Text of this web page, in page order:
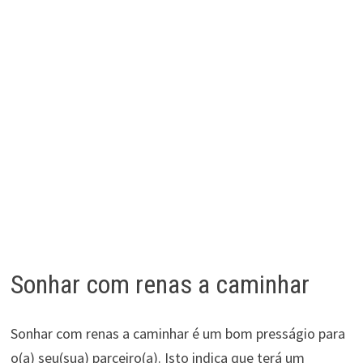
Sonhar com renas a caminhar
Sonhar com renas a caminhar é um bom presságio para
o(a) seu(sua) parceiro(a). Isto indica que terá um